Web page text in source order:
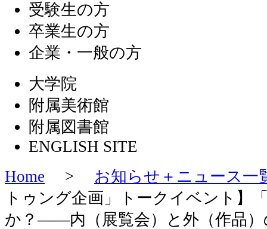
受験生の方
卒業生の方
企業・一般の方
大学院
附属美術館
附属図書館
ENGLISH SITE
Home > お知らせ＋ニュース一
トゥング企画」トークイベント】
か？――内（展覧会）と外（作品